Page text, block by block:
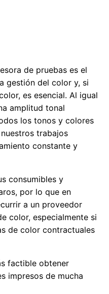
de pruebas es el
gestión del color y, si
es esencial. Al igual
amplitud tonal
los tonos y colores
trabajos
constante y
consumibles y
por lo que en
a un proveedor
color, especialmente si
de color contractuales
factible obtener
impresos de mucha